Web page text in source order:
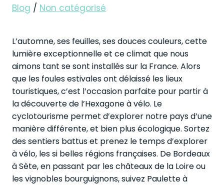
Blog / Non catégorisé
L’automne, ses feuilles, ses douces couleurs, cette
lumière exceptionnelle et ce climat que nous
aimons tant se sont installés sur la France. Alors
que les foules estivales ont délaissé les lieux
touristiques, c’est l’occasion parfaite pour partir à
la découverte de l’Hexagone à vélo. Le
cyclotourisme permet d’explorer notre pays d’une
manière différente, et bien plus écologique. Sortez
des sentiers battus et prenez le temps d’explorer
à vélo, les si belles régions françaises. De Bordeaux
à Sète, en passant par les châteaux de la Loire ou
les vignobles bourguignons, suivez Paulette à